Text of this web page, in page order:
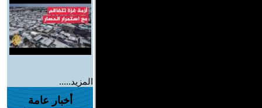
المزيد.....
أخبار عامة